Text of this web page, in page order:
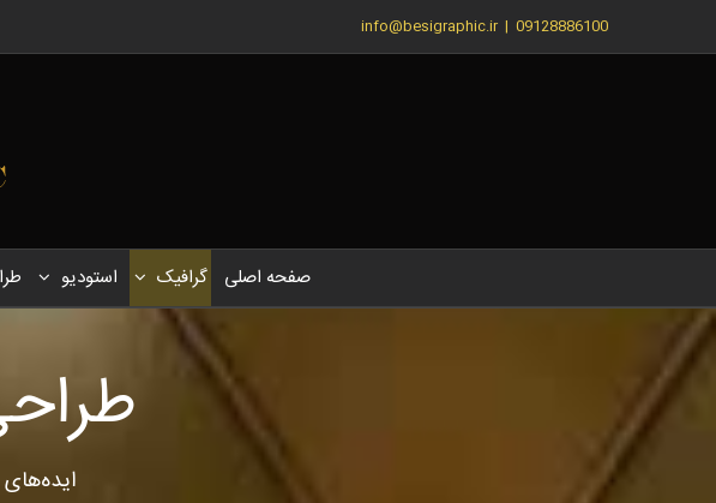
to
09128886100
|
info@besigraphic.ir
صفحه اصلی گرافیک استودیو